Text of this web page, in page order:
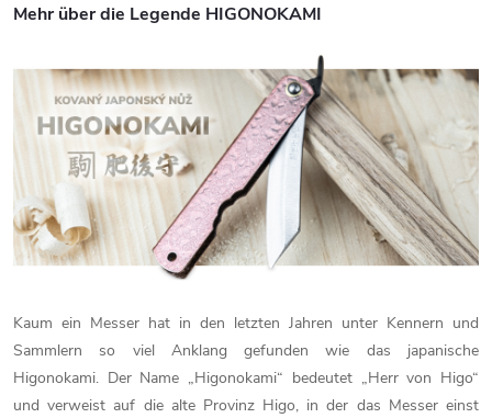
Mehr über die Legende HIGONOKAMI
Kaum ein Messer hat in den letzten Jahren unter Kennern und
Sammlern so viel Anklang gefunden wie das japanische
Higonokami. Der Name „Higonokami“ bedeutet „Herr von Higo“
und verweist auf die alte Provinz Higo, in der das Messer einst